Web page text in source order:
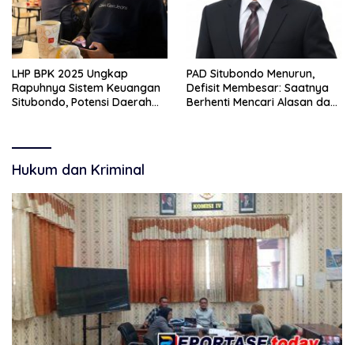
LHP BPK 2025 Ungkap
Rapuhnya Sistem Keuangan
Situbondo, Potensi Daerah
PAD Situbondo Menurun,
Defisit Membesar: Saatnya
Berhenti Mencari Alasan dan
Hukum dan Kriminal